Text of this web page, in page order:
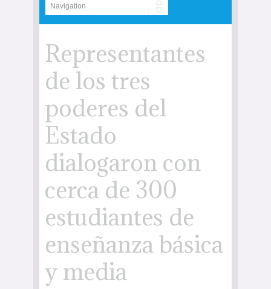
Representantes
de los tres
poderes del
Estado
dialogaron con
cerca de 300
estudiantes de
enseñanza básica
y media